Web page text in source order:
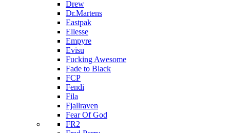
Drew
Dr.Martens
Eastpak
Ellesse
Empyre
Evisu
Fucking Awesome
Fade to Black
FCP
Fendi
Fila
Fjallraven
Fear Of God
FR2